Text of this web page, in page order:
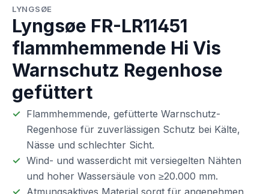
LYNGSØE
Lyngsøe FR-LR11451
flammhemmende Hi Vis
Warnschutz Regenhose
gefüttert
Flammhemmende, gefütterte Warnschutz-
Regenhose für zuverlässigen Schutz bei Kälte,
Nässe und schlechter Sicht.
Wind- und wasserdicht mit versiegelten Nähten
und hoher Wassersäule von ≥20.000 mm.
Atmungsaktives Material sorgt für angenehmen